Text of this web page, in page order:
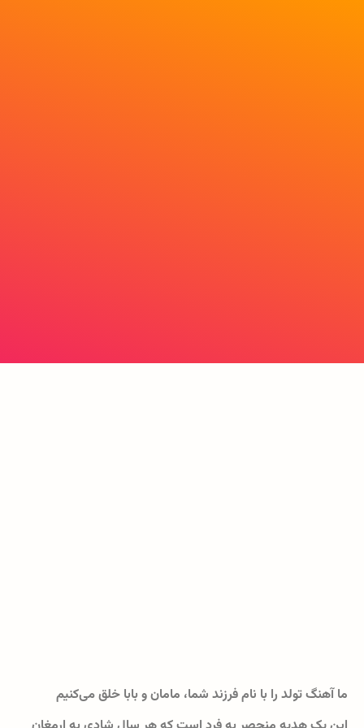
ما آهنگ تولد را با نام فرزند شما، مامان و بابا خلق می‌کنیم